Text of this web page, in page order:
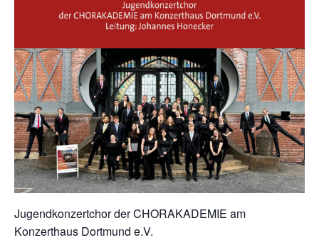
Jugendkonzertchor der CHORAKADEMIE am
Konzerthaus Dortmund e.V.